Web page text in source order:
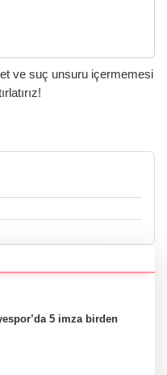
ve suç unsuru içermemesi
5 imza birden